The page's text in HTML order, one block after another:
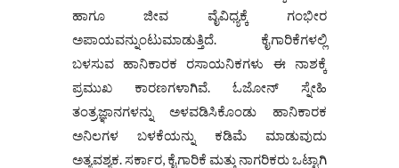
ಹಾಗೂ ಜೀವ ವೈವಿಧ್ಯಕ್ಕೆ ಗಂಭೀರ
ಅಪಾಯವನ್ನುಂಟುಮಾಡುತ್ತಿದೆ. ಕೈಗಾರಿಕೆಗಳಲ್ಲಿ
ಬಳಸುವ ಹಾನಿಕಾರಕ ರಸಾಯನಿಕಗಳು ಈ ನಾಶಕ್ಕೆ
ಪ್ರಮುಖ ಕಾರಣಗಳಾಗಿವೆ. ಓಜೋನ್ ಸ್ನೇಹಿ
ತಂತ್ರಜ್ಞಾನಗಳನ್ನು ಅಳವಡಿಸಿಕೊಂಡು ಹಾನಿಕಾರಕ
ಅನಿಲಗಳ ಬಳಕೆಯನ್ನು ಕಡಿಮೆ ಮಾಡುವುದು
ಅತ್ಯವಶ್ಯಕ. ಸರ್ಕಾರ, ಕೈಗಾರಿಕೆ ಮತ್ತು ನಾಗರಿಕರು ಒಟ್ಟಾಗಿ